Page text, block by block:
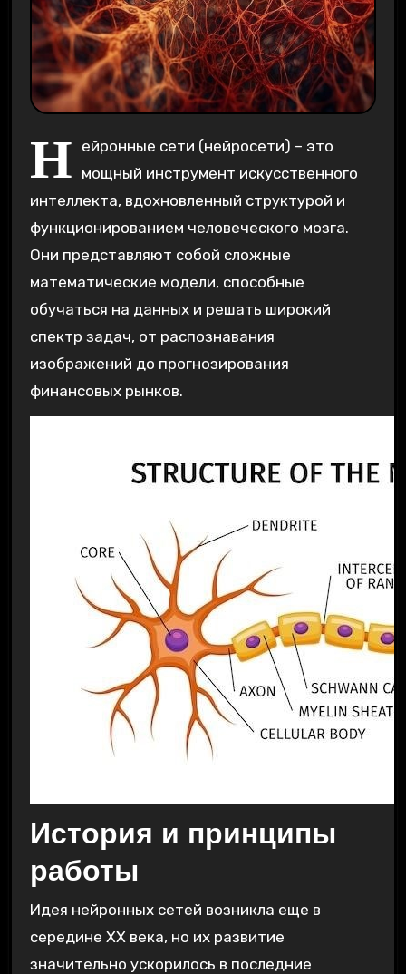
Н ейронные сети (нейросети) – это
мощный инструмент искусственного
интеллекта, вдохновленный структурой и
функционированием человеческого мозга.
Они представляют собой сложные
математические модели, способные
обучаться на данных и решать широкий
спектр задач, от распознавания
изображений до прогнозирования
финансовых рынков.
История и принципы
работы
Идея нейронных сетей возникла еще в
середине XX века, но их развитие
значительно ускорилось в последние